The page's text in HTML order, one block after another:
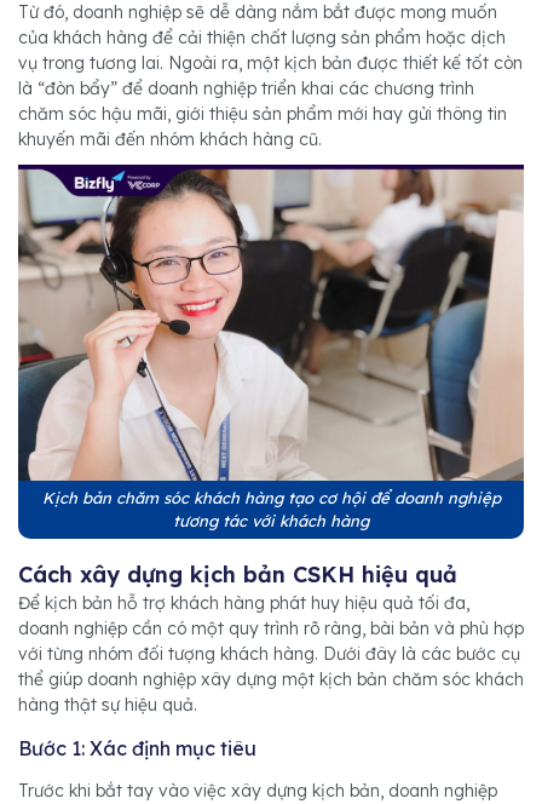
Từ đó, doanh nghiệp sẽ dễ dàng nắm bắt được mong muốn
của khách hàng để cải thiện chất lượng sản phẩm hoặc dịch
vụ trong tương lai. Ngoài ra, một kịch bản được thiết kế tốt còn
là “đòn bẩy” để doanh nghiệp triển khai các chương trình
chăm sóc hậu mãi, giới thiệu sản phẩm mới hay gửi thông tin
khuyến mãi đến nhóm khách hàng cũ.
Kịch bản chăm sóc khách hàng tạo cơ hội để doanh nghiệp
tương tác với khách hàng
Cách xây dựng kịch bản CSKH hiệu quả
Để kịch bản hỗ trợ khách hàng phát huy hiệu quả tối đa,
doanh nghiệp cần có một quy trình rõ ràng, bài bản và phù hợp
với từng nhóm đối tượng khách hàng. Dưới đây là các bước cụ
thể giúp doanh nghiệp xây dựng một kịch bản chăm sóc khách
hàng thật sự hiệu quả.
Bước 1: Xác định mục tiêu
Trước khi bắt tay vào việc xây dựng kịch bản, doanh nghiệp